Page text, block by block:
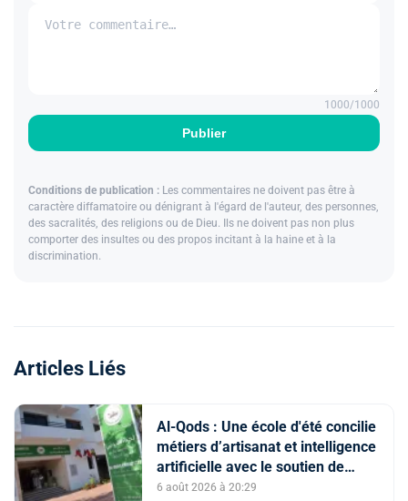
Publier
1000/1000
Conditions de publication : Les commentaires ne doivent pas être à
caractère diffamatoire ou dénigrant à l'égard de l'auteur, des personnes,
des sacralités, des religions ou de Dieu. Ils ne doivent pas non plus
comporter des insultes ou des propos incitant à la haine et à la
discrimination.
Articles Liés
Al-Qods : Une école d'été concilie
métiers d’artisanat et intelligence
artificielle avec le soutien de
l'Agence Bayt Mal Al-Qods
6 août 2026 à 20:29